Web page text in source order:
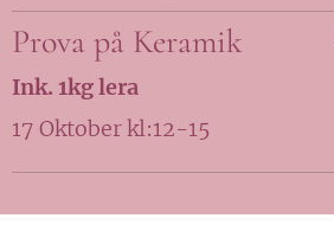
Prova på Keramik
Ink. 1kg lera
17 Oktober kl:12-15